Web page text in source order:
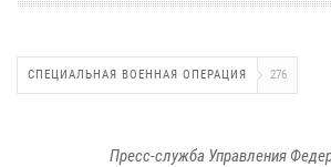
СПЕЦИАЛЬНАЯ ВОЕННАЯ ОПЕРАЦИЯ 276
Пресс-служба Управления